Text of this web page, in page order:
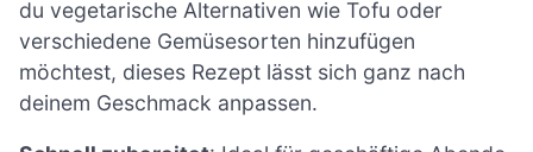
du vegetarische Alternativen wie Tofu oder
verschiedene Gemüsesorten hinzufügen
möchtest, dieses Rezept lässt sich ganz nach
deinem Geschmack anpassen.